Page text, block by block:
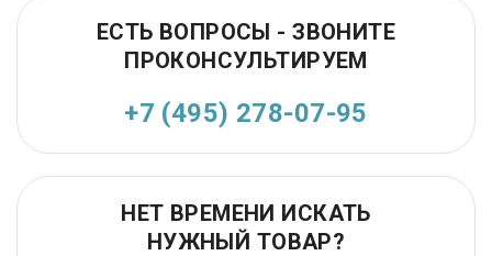
ЕСТЬ ВОПРОСЫ - ЗВОНИТЕ
ПРОКОНСУЛЬТИРУЕМ
+7 (495) 278-07-95
НЕТ ВРЕМЕНИ ИСКАТЬ
НУЖНЫЙ ТОВАР?